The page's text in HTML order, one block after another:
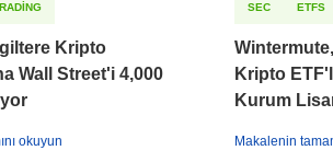
Kripto
Wall Street'i 4,000
okuyun
SEC ETFS
Kripto
Kurum
Makalenin